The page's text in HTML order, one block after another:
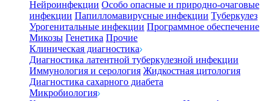
Нейроинфекции Особо опасные и природно-очаговые
инфекции Папилломавирусные инфекции Туберкулез
Урогенитальные инфекции Программное обеспечение
Микозы Генетика Прочие
Клиническая диагностика
Диагностика латентной туберкулезной инфекции
Иммунология и серология Жидкостная цитология
Диагностика сахарного диабета
Микробиология